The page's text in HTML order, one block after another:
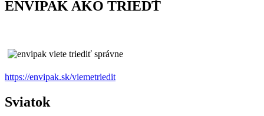
ENVIPAK AKO TRIEDŤ
https://envipak.sk/viemetriedit
Sviatok